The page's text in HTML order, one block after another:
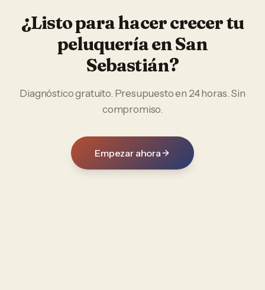
¿Listo para hacer crecer tu
peluqueríaenSan
Sebastián?
Diagnóstico gratuito. Presupuesto en 24 horas. Sin
compromiso.
Empezar ahora